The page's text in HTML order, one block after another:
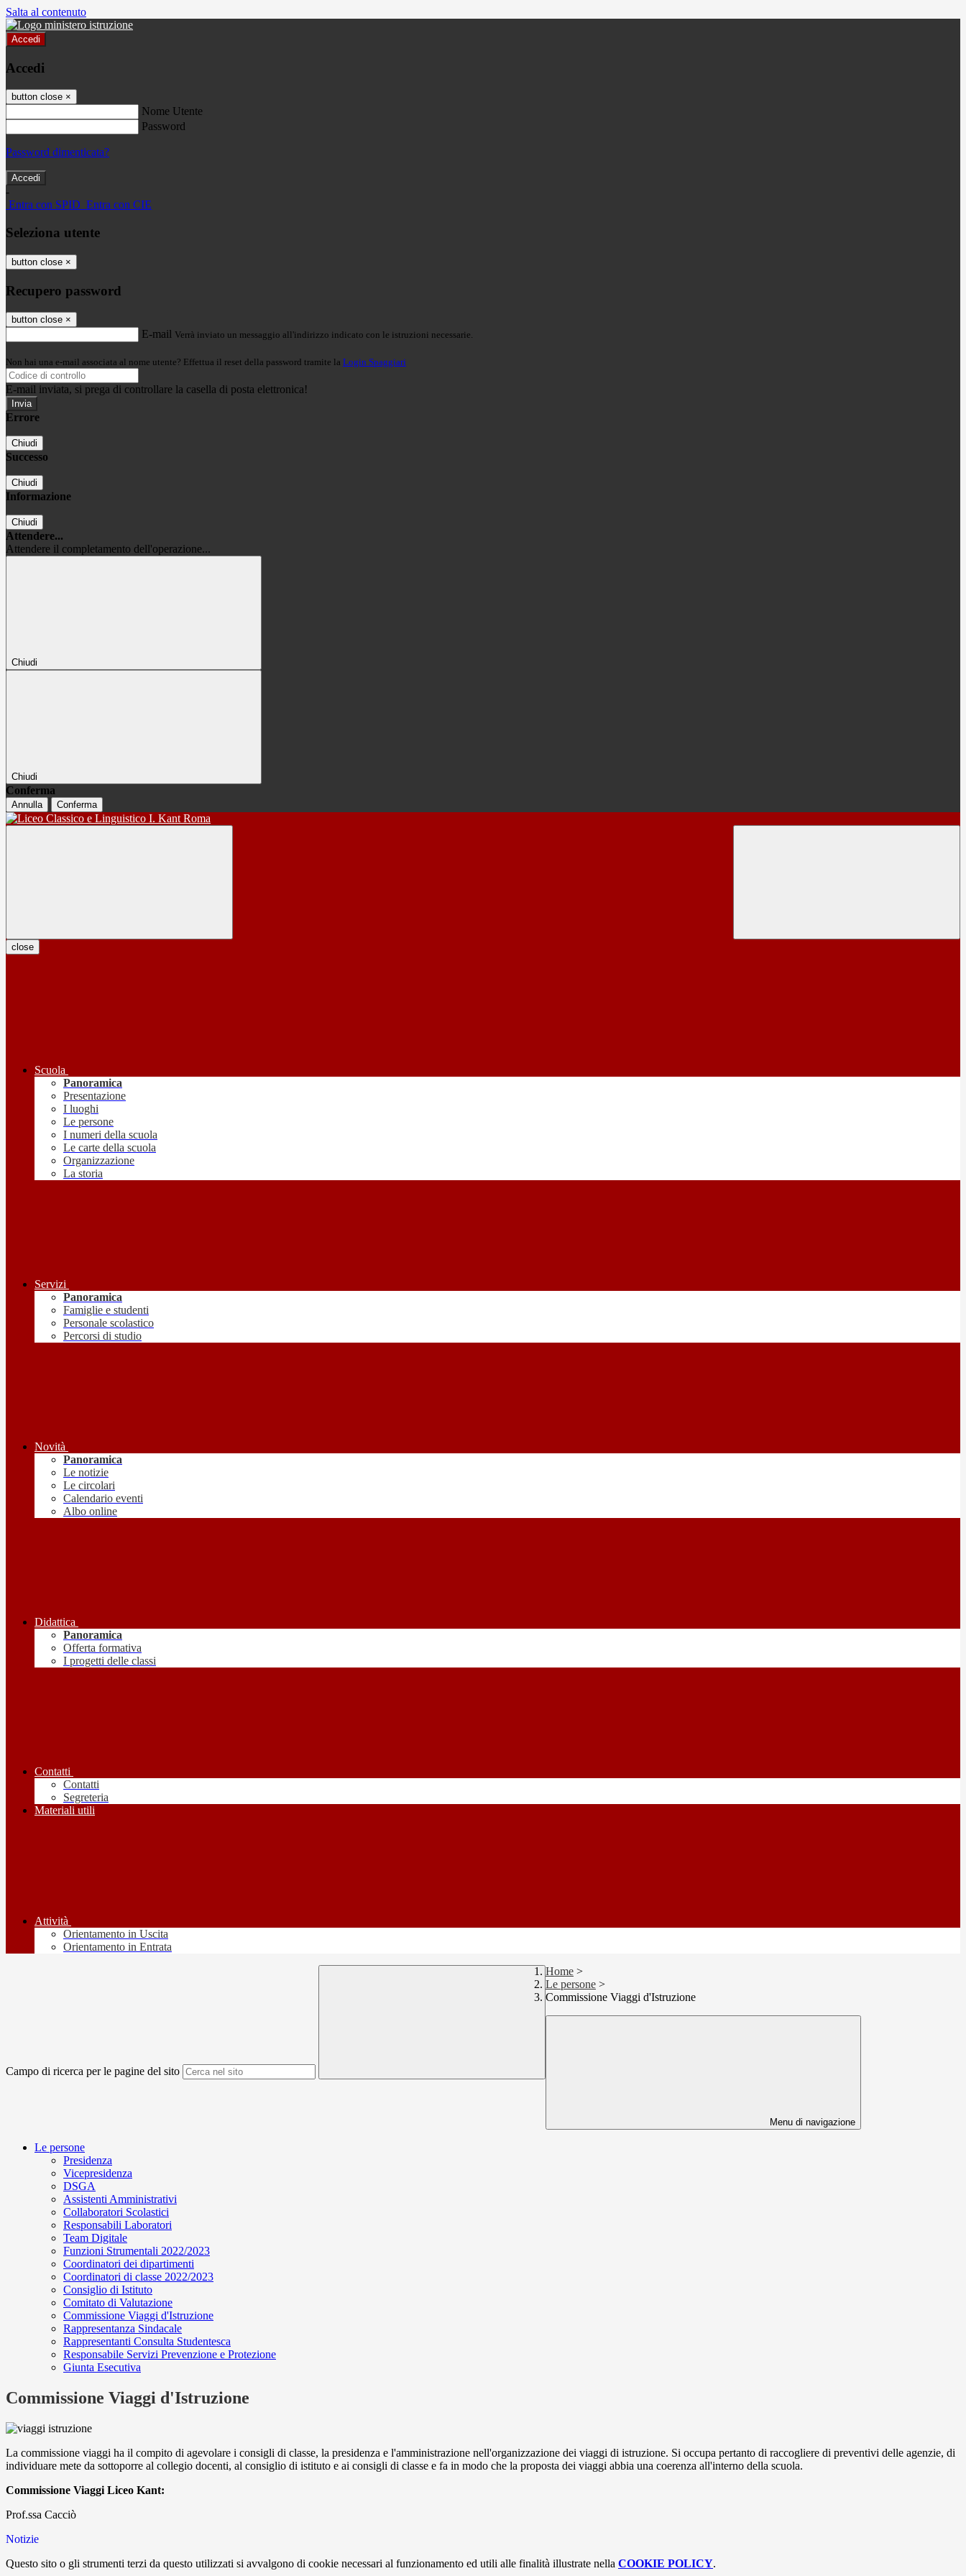
Salta al contenuto
Accedi
Accedi
button close ×
Nome Utente
Password
Password dimenticata?
-
Entra con SPID Entra con CIE
Seleziona utente
button close ×
Recupero password
button close ×
E-mail Verrà inviato un messaggio all'indirizzo indicato con le istruzioni necessarie.
Non hai una e-mail associata al nome utente? Effettua il reset della password tramite la Login Spaggiari
E-mail inviata, si prega di controllare la casella di posta elettronica!
Errore
Chiudi
Successo
Chiudi
Informazione
Chiudi
Attendere...
Attendere il completamento dell'operazione...
Chiudi
Chiudi
Conferma
Annulla Conferma
close
Scuola
Panoramica
Presentazione
I luoghi
Le persone
I numeri della scuola
Le carte della scuola
Organizzazione
La storia
Servizi
Panoramica
Famiglie e studenti
Personale scolastico
Percorsi di studio
Novità
Panoramica
Le notizie
Le circolari
Calendario eventi
Albo online
Didattica
Panoramica
Offerta formativa
I progetti delle classi
Contatti
Contatti
Segreteria
Materiali utili
Attività
Orientamento in Uscita
Orientamento in Entrata
Campo di ricerca per le pagine del sito
Home >
Le persone >
Commissione Viaggi d'Istruzione
Menu di navigazione
Le persone
Presidenza
Vicepresidenza
DSGA
Assistenti Amministrativi
Collaboratori Scolastici
Responsabili Laboratori
Team Digitale
Funzioni Strumentali 2022/2023
Coordinatori dei dipartimenti
Coordinatori di classe 2022/2023
Consiglio di Istituto
Comitato di Valutazione
Commissione Viaggi d'Istruzione
Rappresentanza Sindacale
Rappresentanti Consulta Studentesca
Responsabile Servizi Prevenzione e Protezione
Giunta Esecutiva
Commissione Viaggi d'Istruzione
La commissione viaggi ha il compito di agevolare i consigli di classe, la presidenza e l'amministrazione nell'organizzazione dei viaggi di istruzione. Si occupa pertanto di raccogliere di preventivi delle agenzie, di
individuare mete da sottoporre al collegio docenti, al consiglio di istituto e ai consigli di classe e fa in modo che la proposta dei viaggi abbia una coerenza all'interno della scuola.
Commissione Viaggi Liceo Kant:
Prof.ssa Cacciò
Notizie
Questo sito o gli strumenti terzi da questo utilizzati si avvalgono di cookie necessari al funzionamento ed utili alle finalità illustrate nella COOKIE POLICY.